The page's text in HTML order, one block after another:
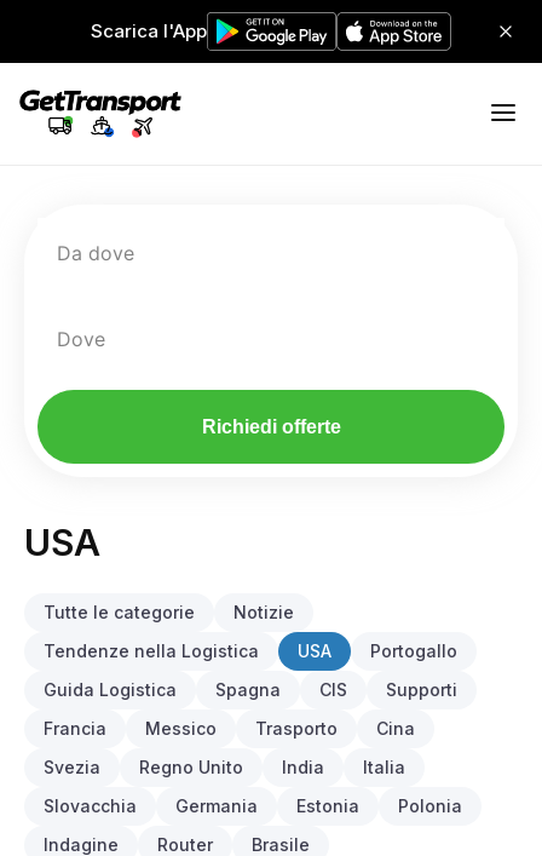
Scarica l'App
Da dove
Dove
Richiedi offerte
USA
Tutte le categorie
Notizie
Tendenze nella Logistica
USA
Portogallo
Guida Logistica
Spagna CIS
Supporti
Francia
Messico Trasporto
Cina
Svezia
Regno Unito India
Italia
Slovacchia
Germania Estonia
Polonia
Indagine
Router
Brasile